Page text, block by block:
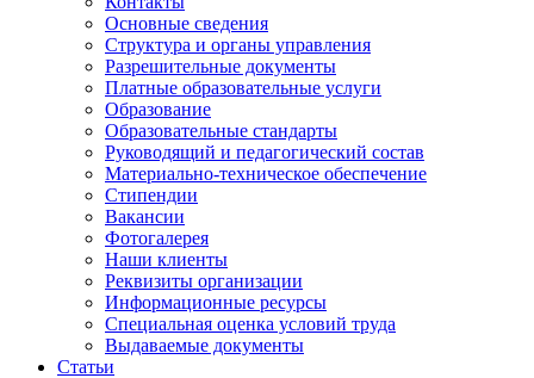
Основные сведения
Структура и органы управления
Разрешительные документы
Платные образовательные услуги
Образование
Образовательные стандарты
Руководящий и педагогический состав
Материально-техническое обеспечение
Стипендии
Вакансии
Фотогалерея
Наши клиенты
Реквизиты организации
Информационные ресурсы
Специальная оценка условий труда
Выдаваемые документы
Статьи